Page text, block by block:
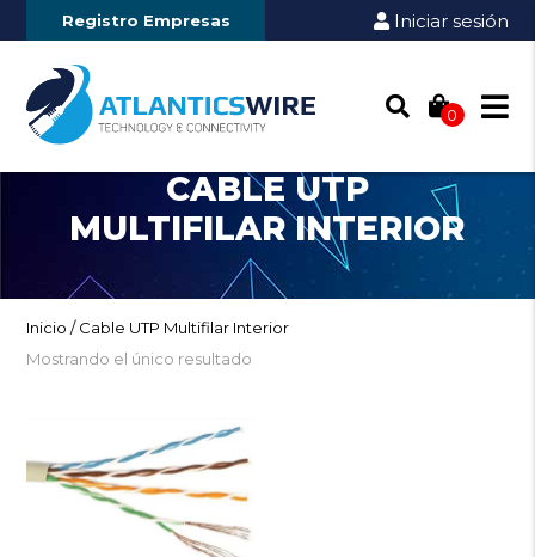
Registro Empresas Iniciar sesión
0
CABLE UTP
MULTIFILAR INTERIOR
Inicio / Cable UTP Multifilar Interior
Mostrando el único resultado